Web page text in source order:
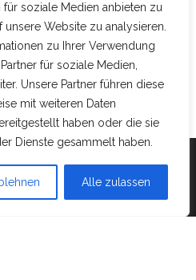
soziale Medien anbieten zu
Website zu analysieren.
zu Ihrer Verwendung
für soziale Medien,
Unsere Partner führen diese
mit weiteren Daten
haben oder die sie
Dienste gesammelt haben.
Alle zulassen
WordPress |Theme:Head
Blog